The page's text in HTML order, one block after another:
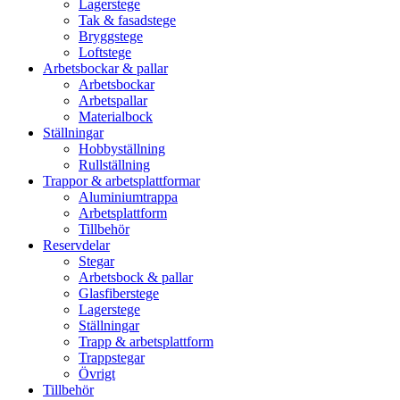
Lagerstege
Tak & fasadstege
Bryggstege
Loftstege
Arbetsbockar & pallar
Arbetsbockar
Arbetspallar
Materialbock
Ställningar
Hobbyställning
Rullställning
Trappor & arbetsplattformar
Aluminiumtrappa
Arbetsplattform
Tillbehör
Reservdelar
Stegar
Arbetsbock & pallar
Glasfiberstege
Lagerstege
Ställningar
Trapp & arbetsplattform
Trappstegar
Övrigt
Tillbehör